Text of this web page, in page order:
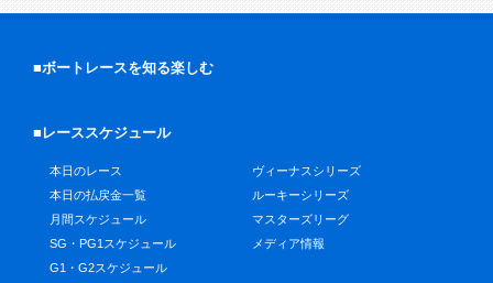
■ボートレースを知る楽しむ
■レーススケジュール
本日のレース
本日の払戻金一覧
月間スケジュール
SG・PG1スケジュール
G1・G2スケジュール
ヴィーナスシリーズ
ルーキーシリーズ
マスターズリーグ
メディア情報